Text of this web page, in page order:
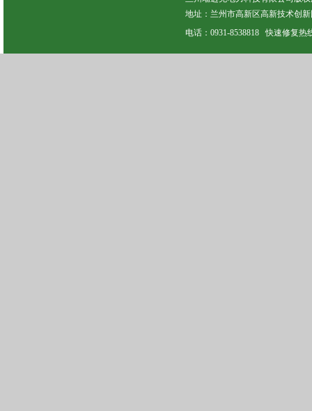
地址：兰州市高新区高新技术创
电话：0931-8538818 快速修复热